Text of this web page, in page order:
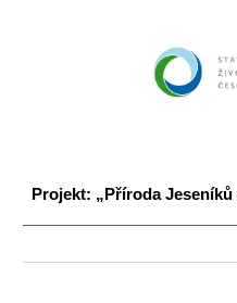
Projekt: „Příroda Jeseníků